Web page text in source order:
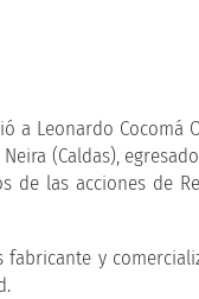
a Leonardo
(Caldas),
de las acciones de
fabricante y